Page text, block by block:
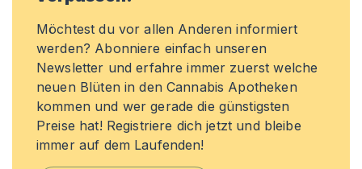
Möchtest du vor allen Anderen informiert
werden? Abonniere einfach unseren
Newsletter und erfahre immer zuerst welche
neuen Blüten in den Cannabis Apotheken
kommen und wer gerade die günstigsten
Preise hat! Registriere dich jetzt und bleibe
immer auf dem Laufenden!